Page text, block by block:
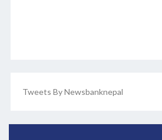
Tweets By Newsbanknepal